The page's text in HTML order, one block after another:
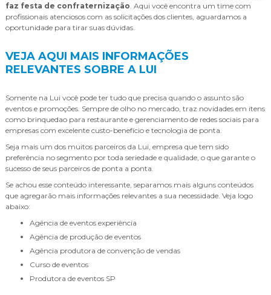
faz festa de confraternização. Aqui você encontra um time com
profissionais atenciosos com as solicitações dos clientes, aguardamos a
oportunidade para tirar suas dúvidas.
VEJA AQUI MAIS INFORMAÇÕES
RELEVANTES SOBRE A LUI
Somente na Lui você pode ter tudo que precisa quando o assunto são
eventos e promoções. Sempre de olho no mercado, traz novidades em itens
como brinquedao para restaurante e gerenciamento de redes sociais para
empresas com excelente custo-benefício e tecnologia de ponta.
Seja mais um dos muitos parceiros da Lui, empresa que tem sido
preferência no segmento por toda seriedade e qualidade, o que garante o
sucesso de seus parceiros de ponta a ponta.
Se achou esse conteúdo interessante, separamos mais alguns conteúdos
que agregarão mais informações relevantes a sua necessidade. Veja logo
abaixo:
agência de eventos experiência
agência de produção de eventos
agência produtora de convenção de vendas
curso de eventos
produtora de eventos SP